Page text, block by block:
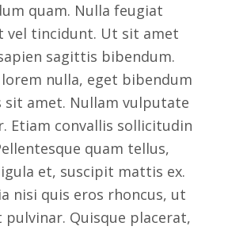
quam. Nulla feugiat
vel tincidunt. Ut sit amet
sagittis bibendum.
nulla, eget bibendum
sit amet. Nullam vulputate
Etiam convallis sollicitudin
quam tellus,
et, suscipit mattis ex.
nisi quis eros rhoncus, ut
Quisque placerat,